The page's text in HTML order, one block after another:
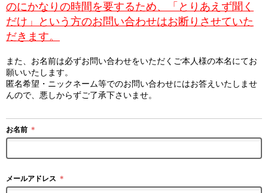
のにかなりの時間を要するため、「とりあえず聞く
だけ」という方のお問い合わせはお断りさせていた
だきます。
また、お名前は必ずお問い合わせをいただくご本人様の本名にてお
願いいたします。
匿名希望・ニックネーム等でのお問い合わせにはお答えいたしませ
んので、悪しからずご了承下さいませ。
お名前 ＊
メールアドレス ＊